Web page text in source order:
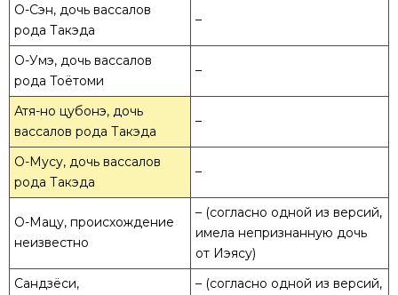
О-Сэн, дочь вассалов
рода Такэда
–
О-Умэ, дочь вассалов
рода Тоётоми
–
Атя-но цубонэ, дочь
вассалов рода Такэда
–
О-Мусу, дочь вассалов
рода Такэда
–
О-Мацу, происхождение
неизвестно
– (согласно одной из версий,
имела непризнанную дочь
от Иэясу)
Сандзёси,
– (согласно одной из версий,